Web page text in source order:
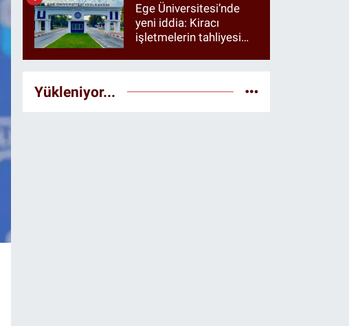
Ege Üniversitesi’nde
yeni iddia: Kiracı
işletmelerin tahliyesi
Yükleniyor...